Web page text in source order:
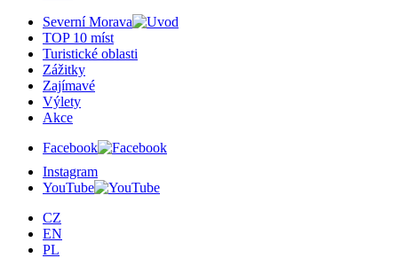
Severní Morava
TOP 10 míst
Turistické oblasti
Zážitky
Zajímavé
Výlety
Akce
Facebook
Instagram
YouTube
CZ
EN
PL